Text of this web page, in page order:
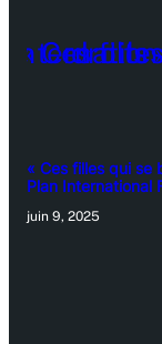
« Ces filles qui se
Plan International
juin 9, 2025